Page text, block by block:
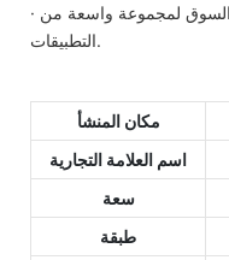
· المنتج مطلوب بشكل استثنائي في السوق لمجموعة واسعة من
التطبيقات.
مكان المنشأ
اسم العلامة التجارية
سعة
طبقة